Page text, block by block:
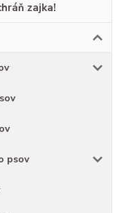
zajka!
psov